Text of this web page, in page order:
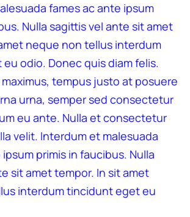
fames ac ante ipsum
Nulla sagittis vel ante sit amet
neque non tellus interdum
odio. Donec quis diam felis.
maximus, tempus justo at posuere
urna, semper sed consectetur
eu ante. Nulla et consectetur
velit. Interdum et malesuada
primis in faucibus. Nulla
sit amet tempor. In sit amet
interdum tincidunt eget eu